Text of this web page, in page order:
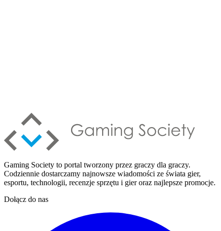
Gaming Society to portal tworzony przez graczy dla graczy.
Codziennie dostarczamy najnowsze wiadomości ze świata gier,
esportu, technologii, recenzje sprzętu i gier oraz najlepsze promocje.
Dołącz do nas